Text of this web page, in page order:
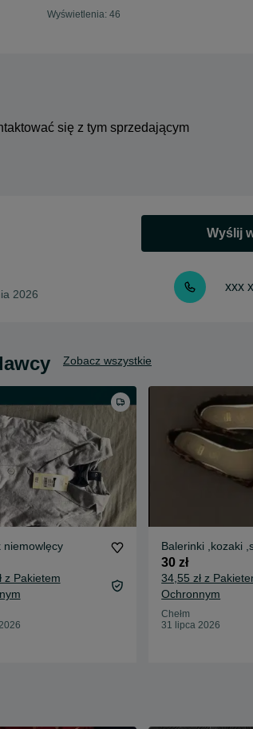
Wyświetlenia: 46
się z tym sprzedającym
2026
Wyślij
xxx
Zobacz wszystkie
niemowlęcy
z Pakietem
Balerinki ,kozaki
30 zł
34,55 zł z
Ochronnym
Chełm
31 lipca 2026